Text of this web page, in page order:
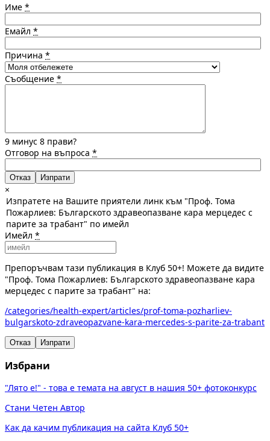
Име *
Емайл *
Причина *
Съобщение *
9 минус 8 прави?
Отговор на въпроса *
Отказ
×
Изпратете на Вашите приятели линк към "Проф. Тома
Пожарлиев: Българското здравеопазване кара мерцедес с
парите за трабант" по имейл
Имейл *
Препоръчвам тази публикация в Клуб 50+! Можете да видите
"Проф. Тома Пожарлиев: Българското здравеопазване кара
мерцедес с парите за трабант" на:
/categories/health-expert/articles/prof-toma-pozharliev-
bulgarskoto-zdraveopazvane-kara-mercedes-s-parite-za-trabant
Отказ Изпрати
Избрани
"Лято е!" - това е темата на август в нашия 50+ фотоконкурс
Стани Четен Автор
Как да качим публикация на сайта Клуб 50+